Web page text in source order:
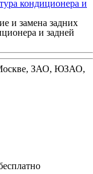
и замена задних
и задней
Москве, ЗАО, ЮЗАО,